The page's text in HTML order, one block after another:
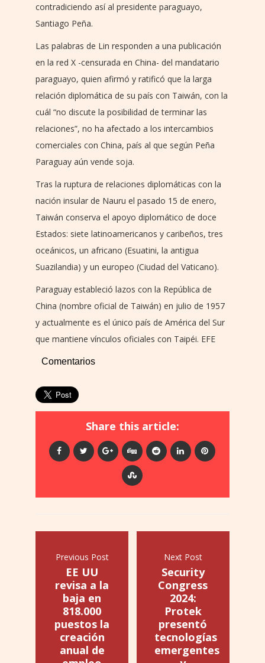
contradiciendo así al presidente paraguayo,
Santiago Peña.
Las palabras de Lin responden a una publicación
en la red X -censurada en China- del mandatario
paraguayo, quien afirmó y ratificó que la larga
relación diplomática de su país con Taiwán, con la
cuál “no discute la posibilidad de terminar las
relaciones”, no ha afectado a los intercambios
comerciales con China, país al que según Peña
Paraguay aún vende soja.
Tras la ruptura de relaciones diplomáticas con la
nación insular de Nauru el pasado 15 de enero,
Taiwán conserva el apoyo diplomático de doce
Estados: siete latinoamericanos y caribeños, tres
oceánicos, un africano (Esuatini, la antigua
Suazilandia) y un europeo (Ciudad del Vaticano).
Paraguay estableció lazos con la República de
China (nombre oficial de Taiwán) en julio de 1957
y actualmente es el único país de América del Sur
que mantiene vínculos oficiales con Taipéi. EFE
Comentarios
Share this article:
Previous Post
EE UU
revisa a la
baja en
818.000
puestos la
creación
anual de
Next Post
Security
Congress
2024:
Protek
presentó
tecnologías
emergentes